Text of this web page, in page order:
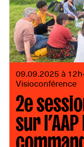
09.09.2025 à
Visioconférence
2e
sur